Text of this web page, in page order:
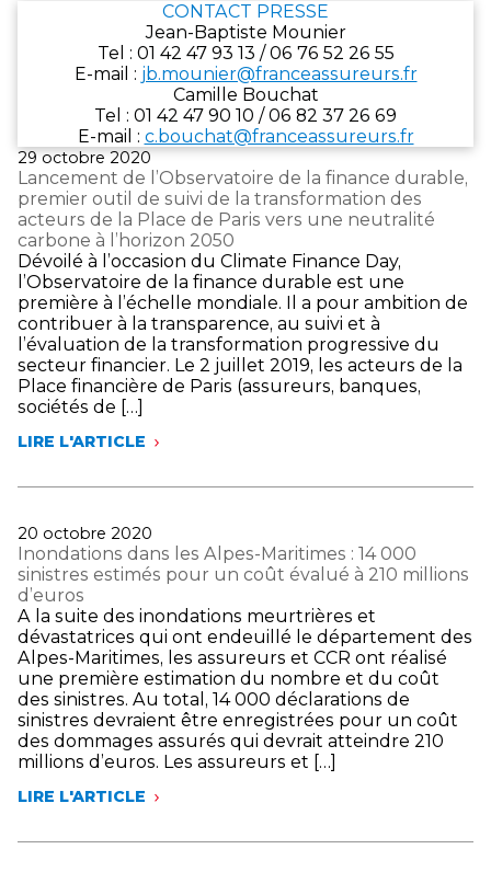
Publié
le
29 octobre 2020
Lancement de l’Observatoire de la finance durable,
premier outil de suivi de la transformation des
acteurs de la Place de Paris vers une neutralité
carbone à l’horizon 2050
Dévoilé à l’occasion du Climate Finance Day,
l’Observatoire de la finance durable est une
première à l’échelle mondiale. Il a pour ambition de
contribuer à la transparence, au suivi et à
l’évaluation de la transformation progressive du
secteur financier. Le 2 juillet 2019, les acteurs de la
Place financière de Paris (assureurs, banques,
sociétés de […]
LIRE L'ARTICLE
LANCEMENT
L’OBSERVATOIRE
LA
FINANCE
DURABLE,
PREMIER
OUTIL
DE
SUIVI
DE
LA
TRANSFORMATION
DES
ACTEURS
DE
PLACE
PARIS
Publié
le
20 octobre 2020
Inondations dans les Alpes-Maritimes : 14 000
sinistres estimés pour un coût évalué à 210 millions
d’euros
A la suite des inondations meurtrières et
dévastatrices qui ont endeuillé le département des
Alpes-Maritimes, les assureurs et CCR ont réalisé
une première estimation du nombre et du coût
des sinistres. Au total, 14 000 déclarations de
sinistres devraient être enregistrées pour un coût
des dommages assurés qui devrait atteindre 210
millions d’euros. Les assureurs et […]
LIRE L'ARTICLE
INONDATIONS
LES
jj/mm/aaaa.
format
jj/mm/aaaa.
CONTACT PRESSE
Jean-Baptiste Mounier
Tel : 01 42 47 93 13 / 06 76 52 26 55
E‑mail : jb.mounier@franceassureurs.fr
Camille Bouchat
Tel : 01 42 47 90 10 / 06 82 37 26 69
E‑mail : c.bouchat@franceassureurs.fr